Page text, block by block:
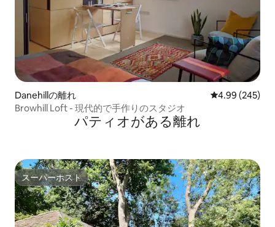
Danehillの離れ レビュー245
4.99 (245)
Browhill Loft - 現代的で手作りのスタジオ
パティオがある離れ
スーパーホスト
スーパーホスト